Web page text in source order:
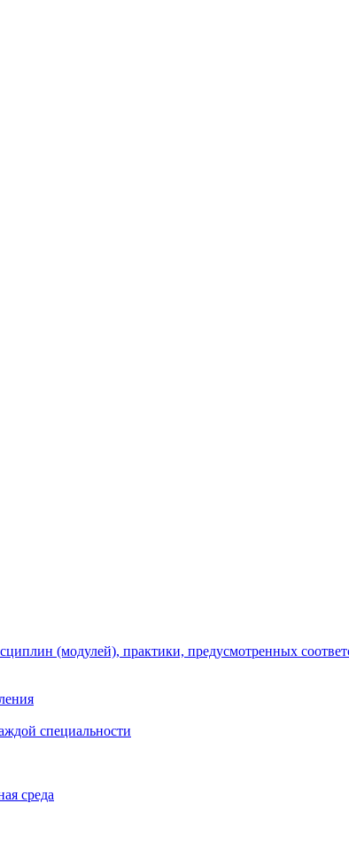
(модулей), практики, предусмотренных
специальности
среда